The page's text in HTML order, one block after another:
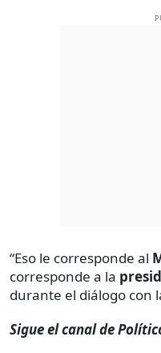
“Eso le corresponde al
corresponde a la
durante el diálogo con
Sigue el canal de